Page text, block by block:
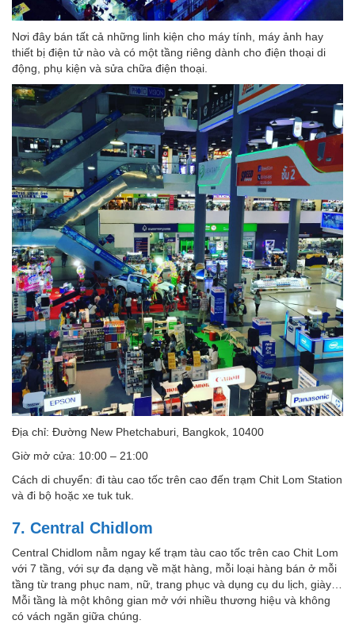
Nơi đây bán tất cả những linh kiện cho máy tính, máy ảnh hay
thiết bị điện tử nào và có một tầng riêng dành cho điện thoại di
động, phụ kiện và sửa chữa điện thoại.
Địa chỉ: Đường New Phetchaburi, Bangkok, 10400
Giờ mở cửa: 10:00 – 21:00
Cách di chuyển: đi tàu cao tốc trên cao đến trạm Chit Lom Station
và đi bộ hoặc xe tuk tuk.
7. Central Chidlom
Central Chidlom nằm ngay kế trạm tàu cao tốc trên cao Chit Lom
với 7 tầng, với sự đa dạng về mặt hàng, mỗi loại hàng bán ở mỗi
tầng từ trang phục nam, nữ, trang phục và dụng cụ du lịch, giày…
Mỗi tầng là một không gian mở với nhiều thương hiệu và không
có vách ngăn giữa chúng.